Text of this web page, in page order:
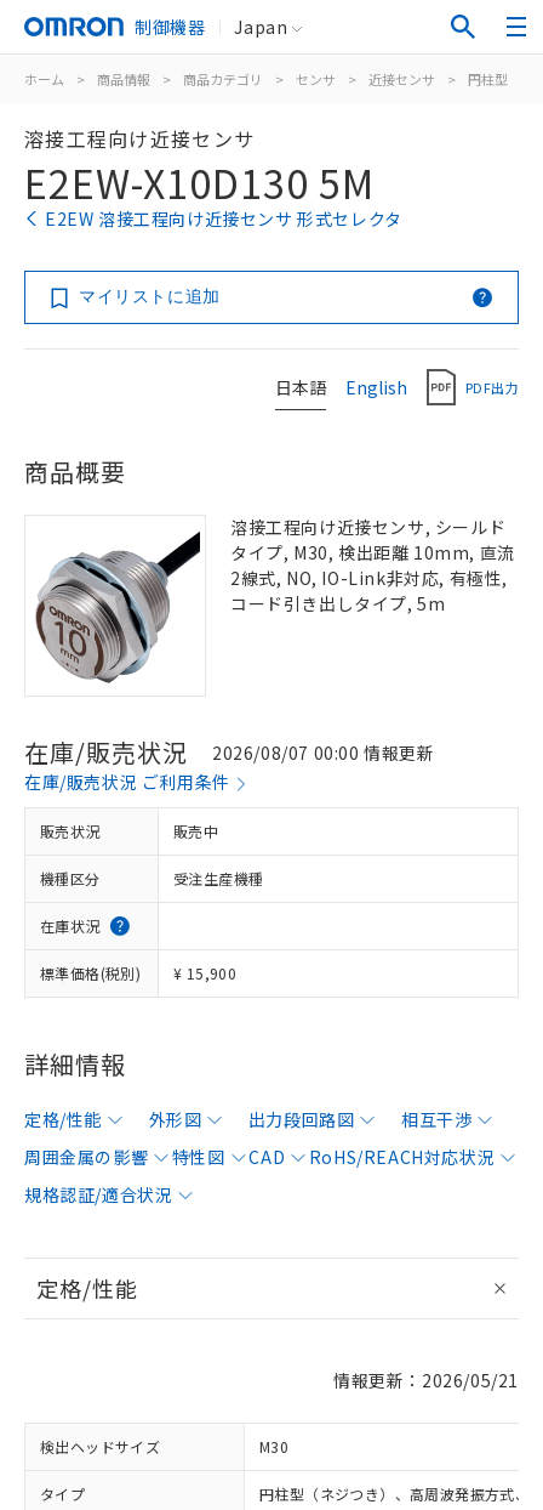
制御機器 Japan
ホーム > 商品情報 > 商品カテゴリ > センサ > 近接センサ > 円柱型
溶接工程向け近接センサ
E2EW-X10D130 5M
E2EW 溶接工程向け近接センサ 形式セレクタ
マイリストに追加
日本語 English PDF出力
商品概要
溶接工程向け近接センサ, シールド
タイプ, M30, 検出距離 10mm, 直流
2線式, NO, IO-Link非対応, 有極性,
コード引き出しタイプ, 5m
在庫/販売状況
2026/08/07 00:00 情報更新
在庫/販売状況 ご利用条件
販売状況 販売中
機種区分 受注生産機種
在庫状況
標準価格(税別) ¥ 15,900
詳細情報
定格/性能 外形図 出力段回路図
相互干渉
周囲金属の影響
特性図 CAD
RoHS/REACH対応状況
規格認証/適合状況
定格/性能
情報更新：2026/05/21
検出ヘッドサイズ M30
タイプ 円柱型（ネジつき）、高周波発振方式、